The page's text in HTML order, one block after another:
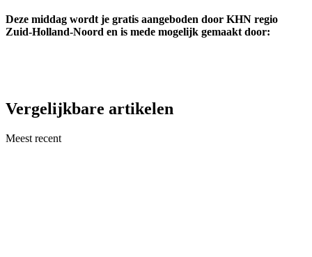
Deze middag wordt je gratis aangeboden door KHN regio
Zuid-Holland-Noord en is mede mogelijk gemaakt door:
Vergelijkbare artikelen
Meest recent